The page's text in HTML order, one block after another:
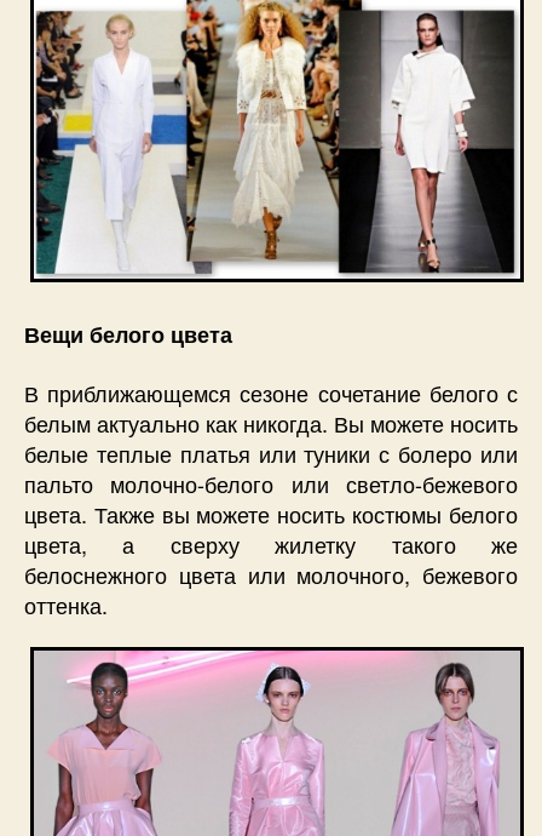
Вещи белого цвета
В приближающемся сезоне сочетание белого с
белым актуально как никогда. Вы можете носить
белые теплые платья или туники с болеро или
пальто молочно-белого или светло-бежевого
цвета. Также вы можете носить костюмы белого
цвета, а сверху жилетку такого же
белоснежного цвета или молочного, бежевого
оттенка.